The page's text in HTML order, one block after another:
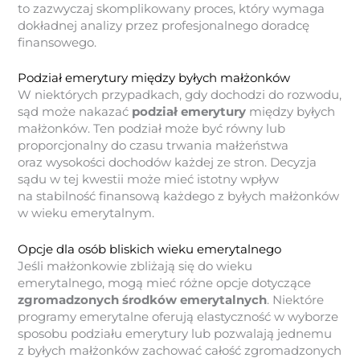
to zazwyczaj skomplikowany proces, który wymaga
dokładnej analizy przez profesjonalnego doradcę
finansowego.
Podział emerytury między byłych małżonków
W niektórych przypadkach, gdy dochodzi do rozwodu,
sąd może nakazać podział emerytury między byłych
małżonków. Ten podział może być równy lub
proporcjonalny do czasu trwania małżeństwa
oraz wysokości dochodów każdej ze stron. Decyzja
sądu w tej kwestii może mieć istotny wpływ
na stabilność finansową każdego z byłych małżonków
w wieku emerytalnym.
Opcje dla osób bliskich wieku emerytalnego
Jeśli małżonkowie zbliżają się do wieku
emerytalnego, mogą mieć różne opcje dotyczące
zgromadzonych środków emerytalnych. Niektóre
programy emerytalne oferują elastyczność w wyborze
sposobu podziału emerytury lub pozwalają jednemu
z byłych małżonków zachować całość zgromadzonych